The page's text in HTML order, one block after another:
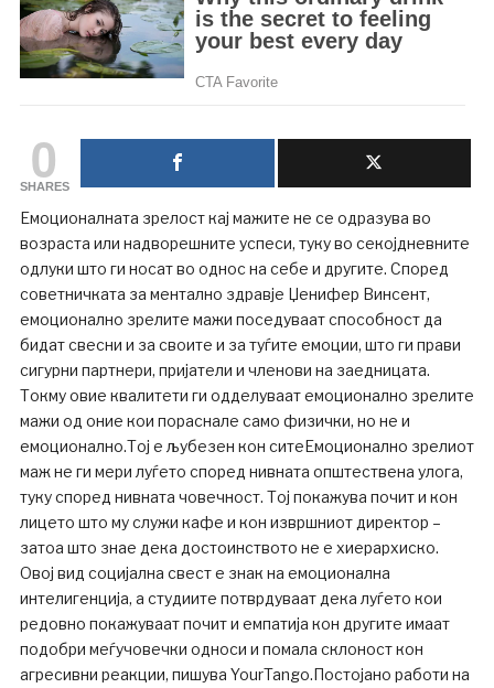
0
SHARES
Емоционалната зрелост кај мажите не се одразува во
возраста или надворешните успеси, туку во секојдневните
одлуки што ги носат во однос на себе и другите. Според
советничката за ментално здравје Џенифер Винсент,
емоционално зрелите мажи поседуваат способност да
бидат свесни и за своите и за туѓите емоции, што ги прави
сигурни партнери, пријатели и членови на заедницата.
Токму овие квалитети ги одделуваат емоционално зрелите
мажи од оние кои пораснале само физички, но не и
емоционално.Тој е љубезен кон ситеЕмоционално зрелиот
маж не ги мери луѓето според нивната општествена улога,
туку според нивната човечност. Тој покажува почит и кон
лицето што му служи кафе и кон извршниот директор –
затоа што знае дека достоинството не е хиерархиско.
Овој вид социјална свест е знак на емоционална
интелигенција, а студиите потврдуваат дека луѓето кои
редовно покажуваат почит и емпатија кон другите имаат
подобри меѓучовечки односи и помала склоност кон
агресивни реакции, пишува YourTango.Постојано работи на